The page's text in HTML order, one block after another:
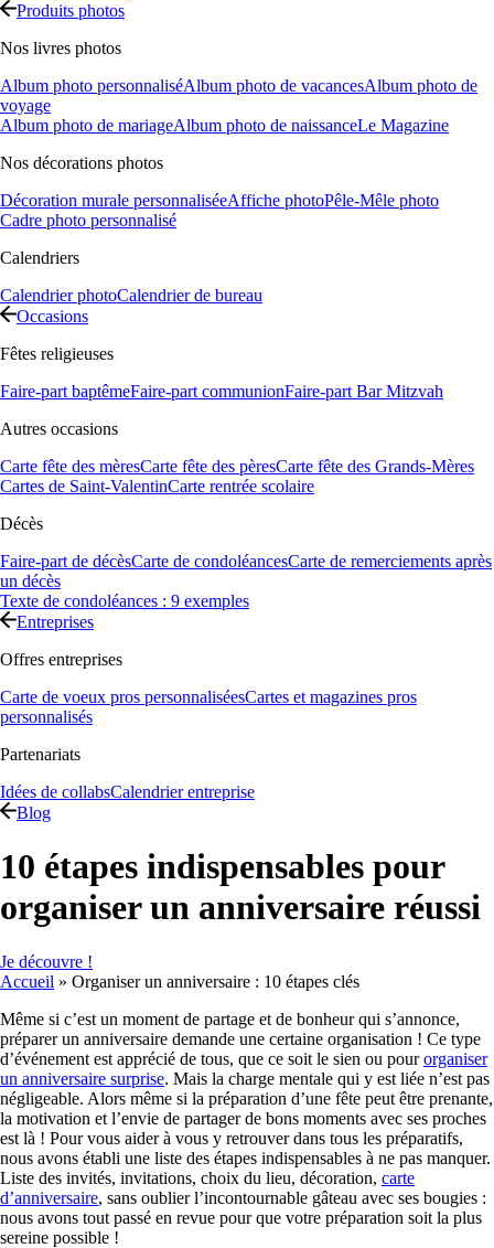
Produits photos
Nos livres photos
Album photo personnaliséAlbum photo de vacancesAlbum photo de
voyage
Album photo de mariageAlbum photo de naissanceLe Magazine
Nos décorations photos
Décoration murale personnaliséeAffiche photoPêle-Mêle photo
Cadre photo personnalisé
Calendriers
Calendrier photoCalendrier de bureau
Occasions
Fêtes religieuses
Faire-part baptêmeFaire-part communionFaire-part Bar Mitzvah
Autres occasions
Carte fête des mèresCarte fête des pèresCarte fête des Grands-Mères
Cartes de Saint-ValentinCarte rentrée scolaire
Décès
Faire-part de décèsCarte de condoléancesCarte de remerciements après
un décès
Texte de condoléances : 9 exemples
Entreprises
Offres entreprises
Carte de voeux pros personnaliséesCartes et magazines pros
personnalisés
Partenariats
Idées de collabsCalendrier entreprise
Blog
10 étapes indispensables pour
organiser un anniversaire réussi
Je découvre !
Accueil » Organiser un anniversaire : 10 étapes clés
Même si c’est un moment de partage et de bonheur qui s’annonce,
préparer un anniversaire demande une certaine organisation ! Ce type
d’événement est apprécié de tous, que ce soit le sien ou pourorganiser
un anniversaire surprise. Mais la charge mentale qui y est liée n’est pas
négligeable. Alors même si la préparation d’une fête peut être prenante,
la motivation et l’envie de partager de bons moments avec ses proches
est là ! Pour vous aider à vous y retrouver dans tous les préparatifs,
nous avons établi une liste des étapes indispensables à ne pas manquer.
Liste des invités, invitations, choix du lieu, décoration, carte
d’anniversaire, sans oublier l’incontournable gâteau avec ses bougies :
nous avons tout passé en revue pour que votre préparation soit la plus
sereine possible !